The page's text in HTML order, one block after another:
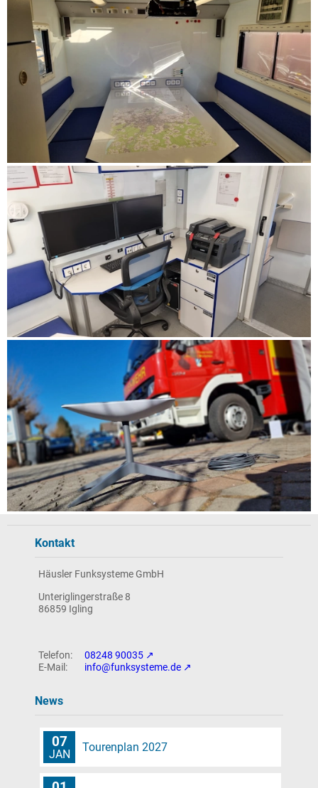
Kontakt
Häusler Funksysteme GmbH
Unteriglingerstraße 8
86859 Igling
08248 90035
info@funksysteme.de
News
07
JAN
Tourenplan 2027